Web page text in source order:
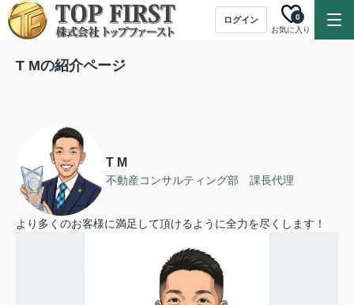
ログイン
お気に入り
0
T Mの紹介ページ
T M
不動産コンサルティング部 課長代理
より多くのお客様に満足して頂けるように全力を尽くします！